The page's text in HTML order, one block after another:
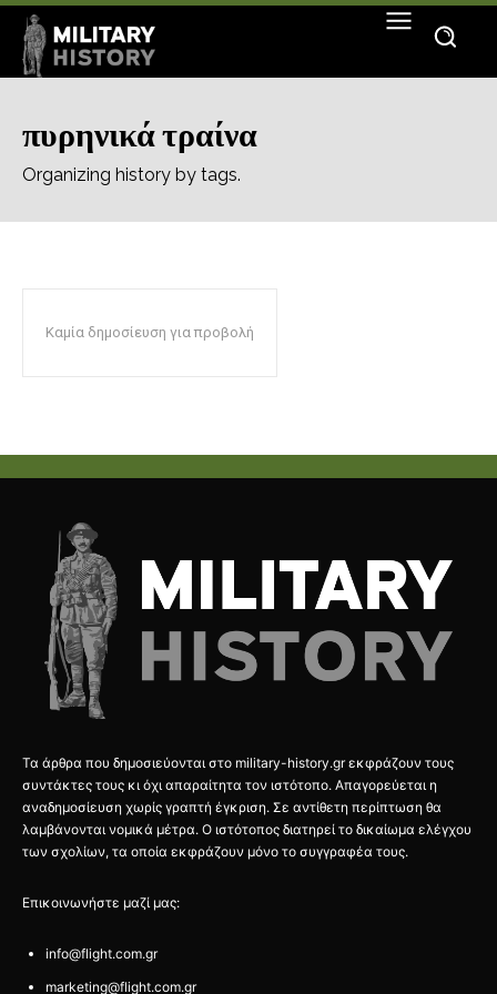
πυρηνικά τραίνα
Organizing history by tags.
Καμία δημοσίευση για προβολή
Τα άρθρα που δημοσιεύονται στο military-history.gr εκφράζουν τους
συντάκτες τους κι όχι απαραίτητα τον ιστότοπο. Απαγορεύεται η
αναδημοσίευση χωρίς γραπτή έγκριση. Σε αντίθετη περίπτωση θα
λαμβάνονται νομικά μέτρα. Ο ιστότοπος διατηρεί το δικαίωμα ελέγχου
των σχολίων, τα οποία εκφράζουν μόνο το συγγραφέα τους.
Επικοινωνήστε μαζί μας:
info@flight.com.gr
marketing@flight.com.gr